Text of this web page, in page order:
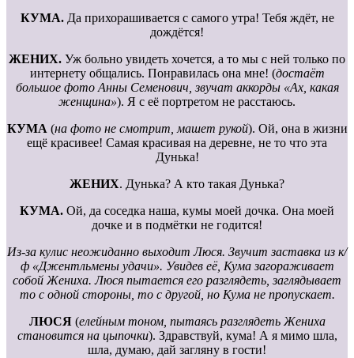
КУМА.Да прихорашивается с самого утра! Тебя ждёт, не
дождётся!
ЖЕНИХ. Уж больно увидеть хочется, а то мы с ней только по
интернету общались. Понравилась она мне! (достаёт
большое фото Анны Семенович, звучат аккорды «Ах, какая
женщина»). Я с её портретом не расстаюсь.
КУМА (на фото не смотрит, машет рукой). Ой, она в жизни
ещё красивее! Самая красивая на деревне, не то что эта
Дунька!
ЖЕНИХ. Дунька? А кто такая Дунька?
КУМА. Ой, да соседка наша, кумы моей дочка. Она моей
дочке и в подмётки не годится!
Из-за кулис неожиданно выходит Люся. Звучит заставка из к/
ф «Джентльмены удачи». Увидев её, Кума загораживает
собой Жениха. Люся пытается его разглядеть, заглядывает
то с одной стороны, то с другой, но Кума не пропускает.
ЛЮСЯ(елейным тоном, пытаясь разглядеть Жениха
становится на цыпочки). Здравствуй, кума! А я мимо шла,
шла, думаю, дай загляну в гости!